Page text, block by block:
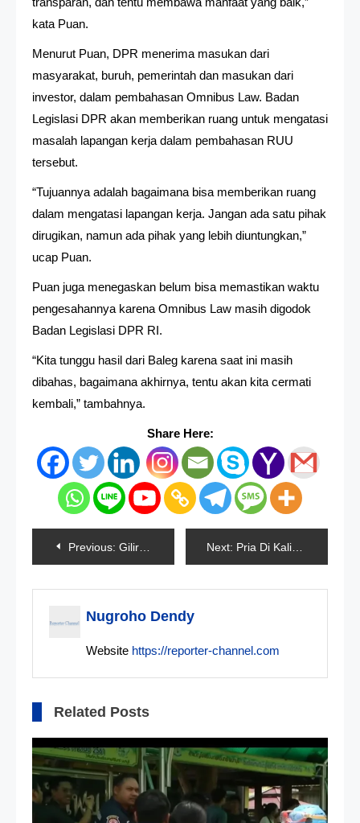
kata Puan.
Menurut Puan, DPR menerima masukan dari
masyarakat, buruh, pemerintah dan masukan dari
investor, dalam pembahasan Omnibus Law. Badan
Legislasi DPR akan memberikan ruang untuk mengatasi
masalah lapangan kerja dalam pembahasan RUU
tersebut.
“Tujuannya adalah bagaimana bisa memberikan ruang
dalam mengatasi lapangan kerja. Jangan ada satu pihak
dirugikan, namun ada pihak yang lebih diuntungkan,”
ucap Puan.
Puan juga menegaskan belum bisa memastikan waktu
pengesahannya karena Omnibus Law masih digodok
Badan Legislasi DPR RI.
“Kita tunggu hasil dari Baleg karena saat ini masih
dibahas, bagaimana akhirnya, tentu akan kita cermati
kembali,” tambahnya.
Share Here:
Navigasi
pos
Previous: Giliran Wakil Ketua DPRD Tegal Ditetapkan Jadi Tersangka Next: Pria Di Kalimantan Setubuhi Adik Ipar Berkali-kali
Nugroho Dendy
Website https://reporter-channel.com
Related Posts